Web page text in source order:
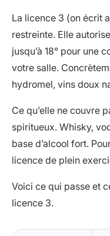
La licence 3 (on écrit
restreinte. Elle
jusqu’à 18° pour une
votre salle.
hydromel, vins doux
Ce qu’elle ne couvre
spiritueux. Whisky,
base d’alcool fort.
licence de plein
Voici ce qui passe et
licence 3.